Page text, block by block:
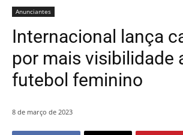
Anunciantes
Internacional lança
por mais visibilidade
futebol feminino
8 de março de 2023